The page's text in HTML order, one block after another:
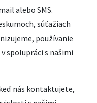
alebo SMS.
súťažiach
používanie
spolupráci s našimi
nás kontaktujete,